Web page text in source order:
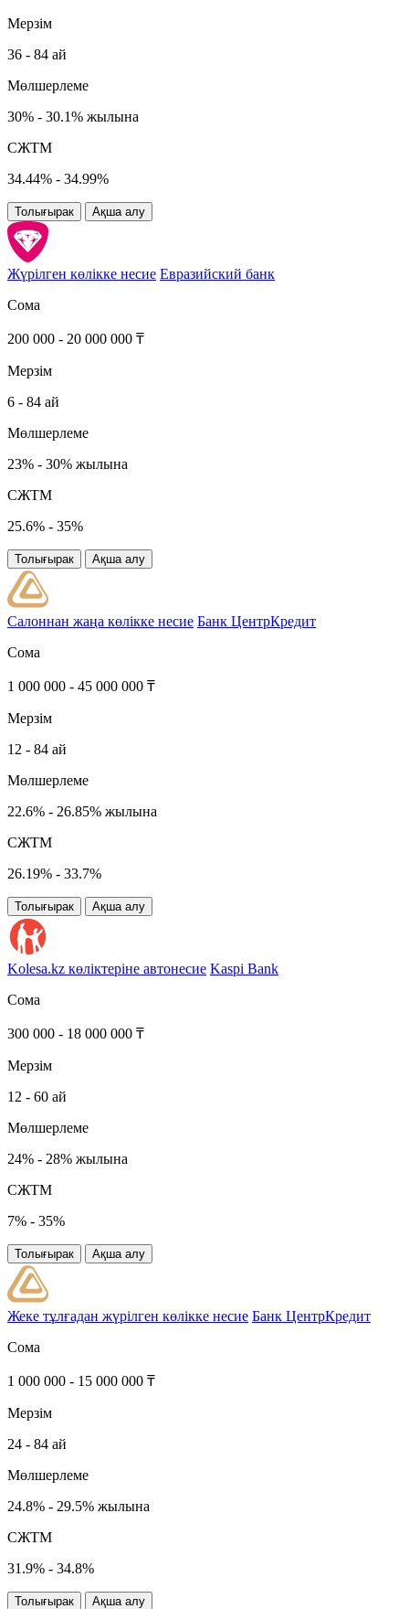
Мерзім
36 - 84 ай
Мөлшерлеме
30% - 30.1% жылына
СЖТМ
34.44% - 34.99%
Толығырак Ақша алу
Жүрілген көлікке несие Евразийский банк
Сома
200 000 - 20 000 000 ₸
Мерзім
6 - 84 ай
Мөлшерлеме
23% - 30% жылына
СЖТМ
25.6% - 35%
Толығырак Ақша алу
Салоннан жаңа көлікке несие Банк ЦентрКредит
Сома
1 000 000 - 45 000 000 ₸
Мерзім
12 - 84 ай
Мөлшерлеме
22.6% - 26.85% жылына
СЖТМ
26.19% - 33.7%
Толығырак Ақша алу
Kolesa.kz көліктеріне автонесие Kaspi Bank
Сома
300 000 - 18 000 000 ₸
Мерзім
12 - 60 ай
Мөлшерлеме
24% - 28% жылына
СЖТМ
7% - 35%
Толығырак Ақша алу
Жеке тұлғадан жүрілген көлікке несие Банк ЦентрКредит
Сома
1 000 000 - 15 000 000 ₸
Мерзім
24 - 84 ай
Мөлшерлеме
24.8% - 29.5% жылына
СЖТМ
31.9% - 34.8%
Толығырак Ақша алу